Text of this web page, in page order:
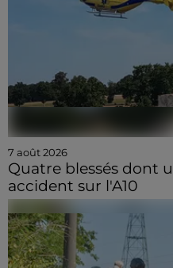
7 août 2026
Quatre blessés dont
accident sur l'A10